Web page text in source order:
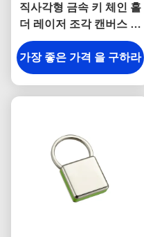
직사각형 금속 키 체인 홀
더 레이저 조각 캔버스 기
념품 선물
가장 좋은 가격 을 구하라